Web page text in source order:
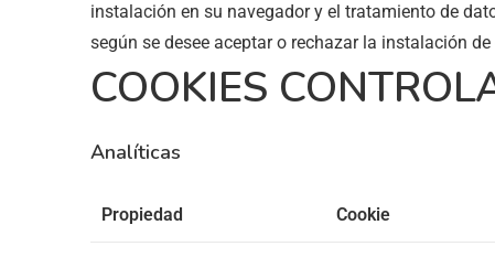
instalación en su navegador y el tratamiento de
según se desee aceptar o rechazar la instalación
COOKIES
Analíticas
Propiedad Cookie